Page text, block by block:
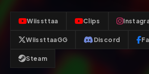
Wiissttaa Clips
WiissttaaGG Discord
Steam